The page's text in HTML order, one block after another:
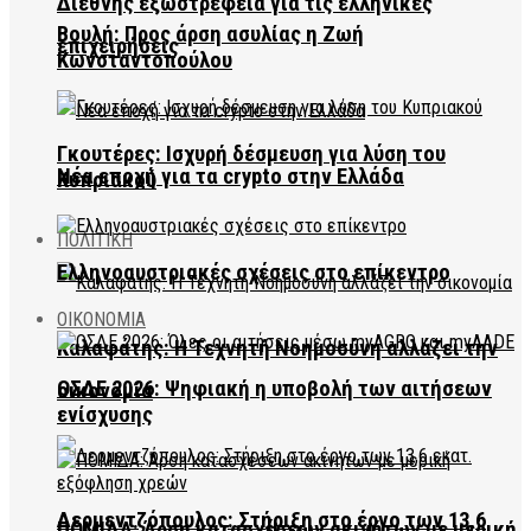
επιχειρήσεις
Νέα εποχή για τα crypto στην Ελλάδα
ΠΟΛΙΤΙΚΗ
Καλαφάτης: Η Τεχνητή Νοημοσύνη αλλάζει την
οικονομία
Δερμεντζόπουλος: Στήριξη στο έργο των 13,6
Βουλή: Προς άρση ασυλίας η Ζωή
Κωνσταντοπούλου
Γκουτέρες: Ισχυρή δέσμευση για λύση του
Κυπριακού
Ελληνοαυστριακές σχέσεις στο επίκεντρο
ΟΙΚΟΝΟΜΙΑ
ΟΣΔΕ 2026: Ψηφιακή η υποβολή των αιτήσεων
ενίσχυσης